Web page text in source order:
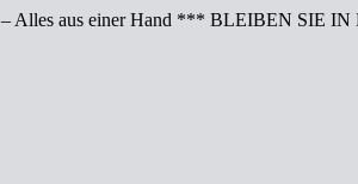
aus einer Hand *** BLEIBEN SIE